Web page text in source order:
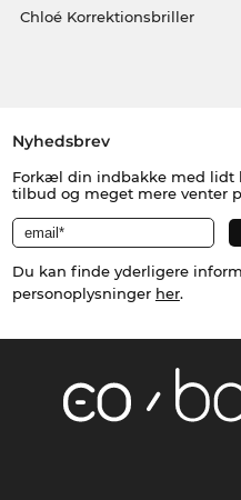
Chloé Korrektionsbriller
Nyhedsbrev
Forkæl din indbakke med lidt
tilbud og meget mere venter
Du kan finde yderligere
personoplysninger her.